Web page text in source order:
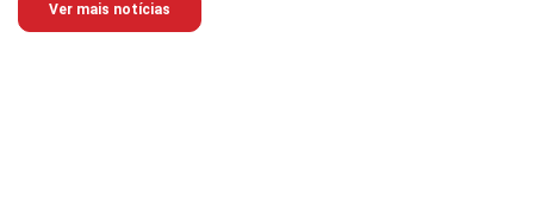
Ver mais notícias